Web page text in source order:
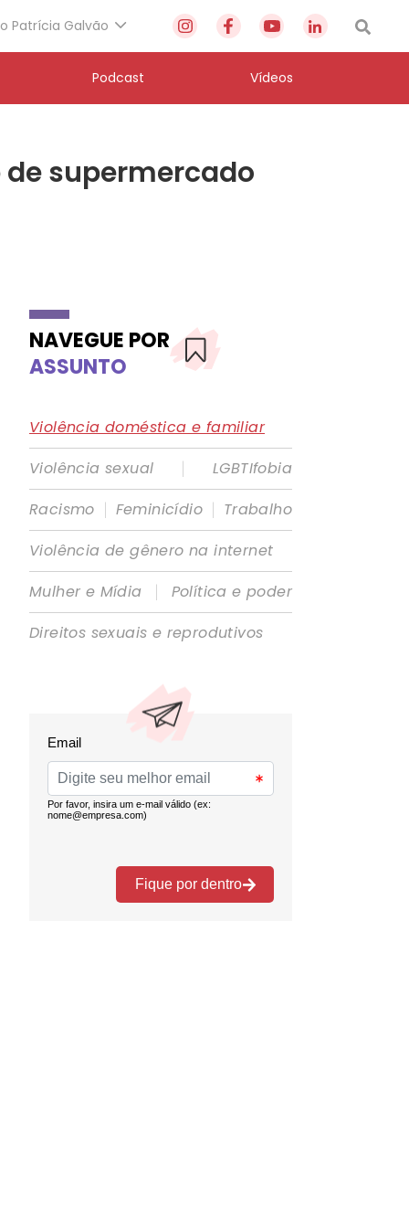
Patrícia Galvão
Podcast Vídeos
supermercado
NAVEGUE POR
ASSUNTO
Violência doméstica e familiar
Violência sexual
|
LGBTIfobia
Racismo | Feminicídio | Trabalho
Violência de gênero na internet
Mulher e Mídia
|
Política e poder
Direitos sexuais e reprodutivos